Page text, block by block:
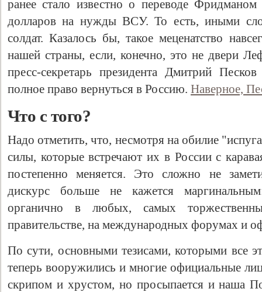
ранее стало известно о переводе
долларов на нужды ВСУ. То есть, иными
солдат. Казалось бы, такое меценатство
нашей страны, если, конечно, это не двери
пресс-секретарь президента Дмитрий
полное право вернуться в Россию. Наверное,
Что с того?
Надо отметить, что, несмотря на обилие
силы, которые встречают их в России с
постепенно меняется. Это сложно не
дискурс больше не кажется
органично в любых, самых
правительстве, на международных форумах и
По сути, основными тезисами, которыми все
теперь вооружились и многие официальные
скрипом и хрустом, но просыпается и наша